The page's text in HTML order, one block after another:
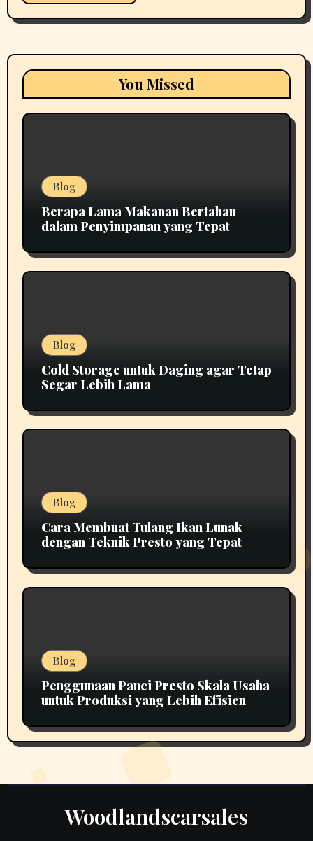
You Missed
Blog
Berapa Lama Makanan Bertahan
dalam Penyimpanan yang Tepat
Blog
Cold Storage untuk Daging agar Tetap
Segar Lebih Lama
Blog
Cara Membuat Tulang Ikan Lunak
dengan Teknik Presto yang Tepat
Blog
Penggunaan Panci Presto Skala Usaha
untuk Produksi yang Lebih Efisien
Woodlandscarsales